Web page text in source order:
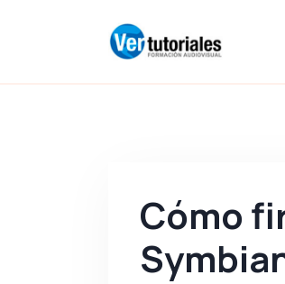
Cómo